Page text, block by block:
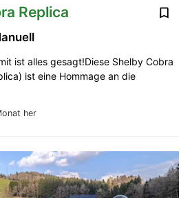
Replica
her
ist alles gesagt!Diese Shelby Cobra
ist eine Hommage an die